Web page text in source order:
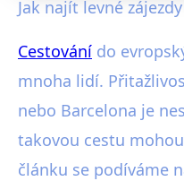
Zájezdy do
2. 11. 2025· 4 min čtení ·
Jak najít levné
Cestování do
mnoha lidí.
nebo Barcelona je
takovou cestu
článku se podíváme